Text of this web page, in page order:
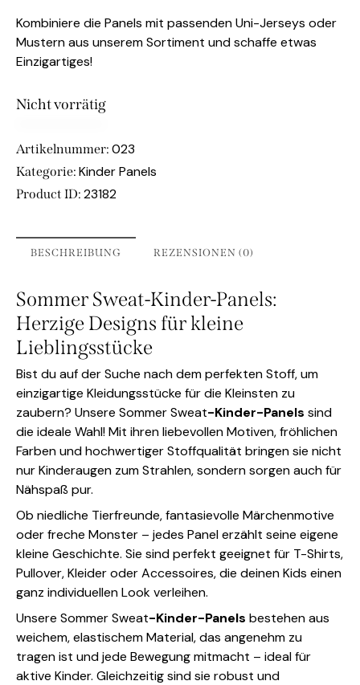
Kombiniere die Panels mit passenden Uni-Jerseys oder
Mustern aus unserem Sortiment und schaffe etwas
Einzigartiges!
Nicht vorrätig
Artikelnummer: 023
Kategorie: Kinder Panels
Product ID: 23182
BESCHREIBUNG REZENSIONEN (0)
Sommer Sweat-Kinder-Panels:
Herzige Designs für kleine
Lieblingsstücke
Bist du auf der Suche nach dem perfekten Stoff, um
einzigartige Kleidungsstücke für die Kleinsten zu
zaubern? Unsere Sommer Sweat-Kinder-Panels sind
die ideale Wahl! Mit ihren liebevollen Motiven, fröhlichen
Farben und hochwertiger Stoffqualität bringen sie nicht
nur Kinderaugen zum Strahlen, sondern sorgen auch für
Nähspaß pur.
Ob niedliche Tierfreunde, fantasievolle Märchenmotive
oder freche Monster – jedes Panel erzählt seine eigene
kleine Geschichte. Sie sind perfekt geeignet für T-Shirts,
Pullover, Kleider oder Accessoires, die deinen Kids einen
ganz individuellen Look verleihen.
Unsere Sommer Sweat-Kinder-Panels bestehen aus
weichem, elastischem Material, das angenehm zu
tragen ist und jede Bewegung mitmacht – ideal für
aktive Kinder. Gleichzeitig sind sie robust und